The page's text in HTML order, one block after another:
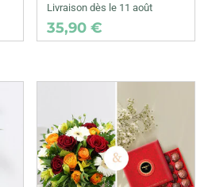
Livraison dès le 11 août
35,90 €